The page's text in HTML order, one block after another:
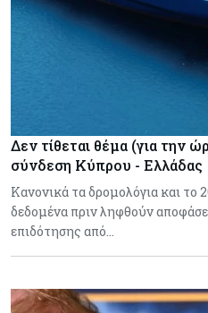
Δεν τίθεται θέμα (για την
σύνδεση Κύπρου - Ελλάδας
Κανονικά τα δρομολόγια και το
δεδομένα πριν ληφθούν
επιδότησης από…